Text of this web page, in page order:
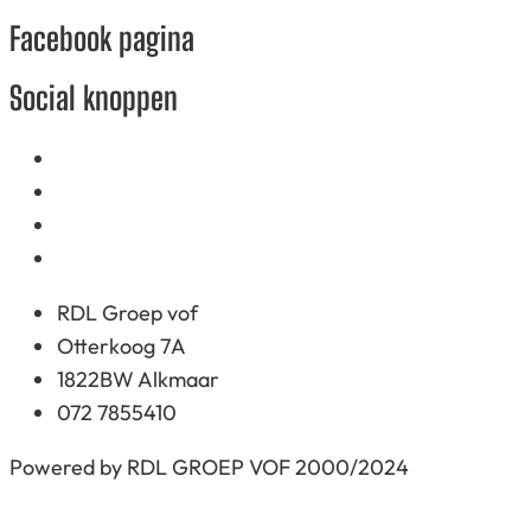
based
12.345
Facebook pagina
Social knoppen
RDL Groep vof
Otterkoog 7A
1822BW Alkmaar
072 7855410
Powered by RDL GROEP VOF 2000/2024